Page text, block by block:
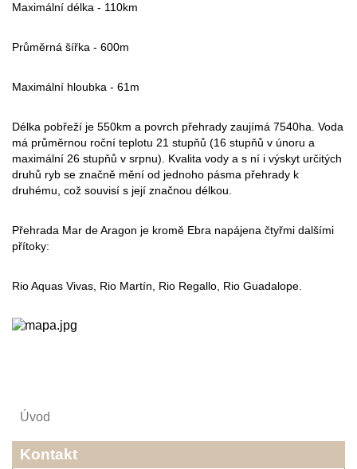
Maximální délka - 110km
Průměrná šířka - 600m
Maximální hloubka - 61m
Délka pobřeží je 550km a povrch přehrady zaujímá 7540ha. Voda
má průměrnou roční teplotu 21 stupňů (16 stupňů v únoru a
maximální 26 stupňů v srpnu). Kvalita vody a s ní i výskyt určitých
druhů ryb se značně mění od jednoho pásma přehrady k
druhému, což souvisí s její značnou délkou.
Přehrada Mar de Aragon je kromě Ebra napájena čtyřmi dalšími
přítoky:
Rio Aquas Vivas, Rio Martín, Rio Regallo, Rio Guadalope.
Úvod
Kontakt